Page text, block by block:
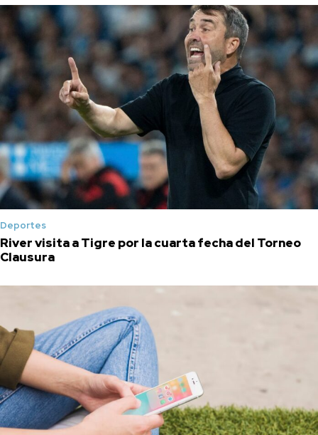
Deportes
River visita a Tigre por la cuarta fecha del Torneo
Clausura